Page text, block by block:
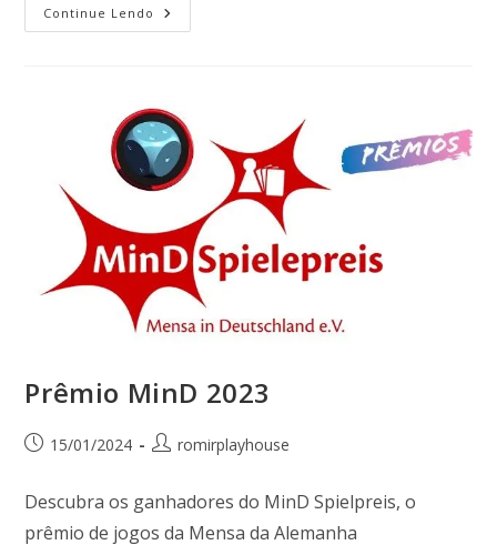
Continue Lendo
Prêmio MinD 2023
15/01/2024 romirplayhouse
Descubra os ganhadores do MinD Spielpreis, o
prêmio de jogos da Mensa da Alemanha